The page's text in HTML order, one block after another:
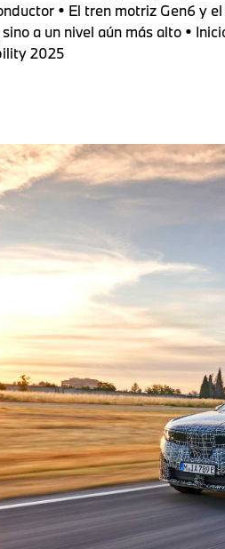
• El tren motriz Gen6 y
a un nivel aún más alto •
2025